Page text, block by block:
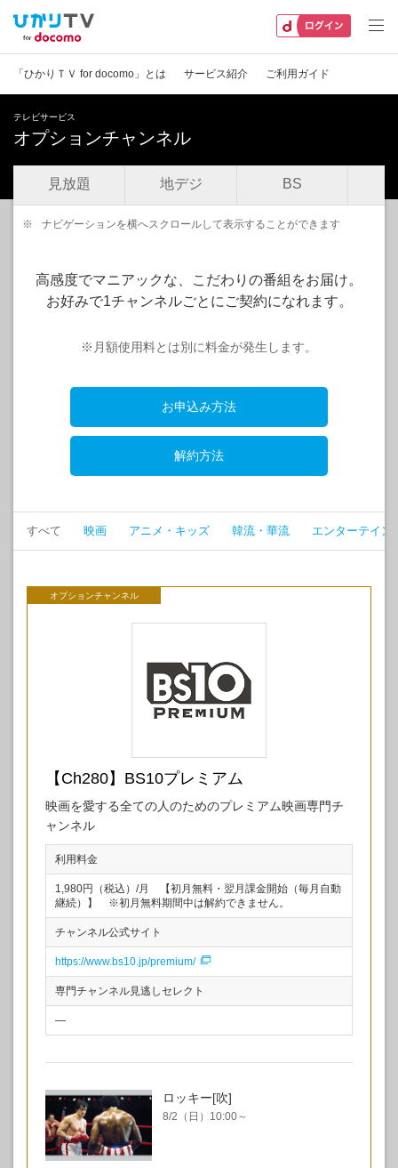
「ひかりＴＶ for docomo」とは サービス紹介 ご利用ガイド
テレビサービス
オプションチャンネル
見放題 地デジ BS
※ ナビゲーションを横へスクロールして表示することができます
高感度でマニアックな、こだわりの番組をお届け。
お好みで1チャンネルごとにご契約になれます。
※月額使用料とは別に料金が発生します。
お申込み方法
解約方法
すべて 映画 アニメ・キッズ 韓流・華流 エンターテイン
【Ch280】BS10プレミアム
オプションチャンネル
映画を愛する全ての人のためのプレミアム映画専門チ
ャンネル
利用料金
1,980円（税込）/月​ 【初月無料・翌月課金開始（毎月自動
継続）】 ※初月無料期間中は解約できません。
チャンネル公式サイト
https://www.bs10.jp/premium/
専門チャンネル見逃しセレクト
―
ロッキー[吹]
8/2（日）10:00～